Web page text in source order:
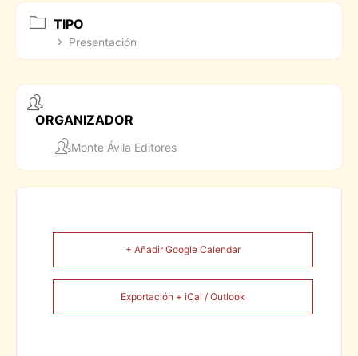
TIPO
Presentación
ORGANIZADOR
Monte Ávila Editores
+ Añadir Google Calendar
Exportación + iCal / Outlook